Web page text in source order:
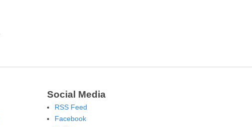
Social Media
RSS Feed
Facebook